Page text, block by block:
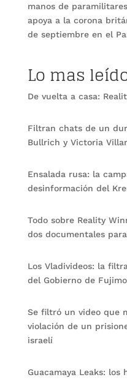
manos de
apoya a la corona
de septiembre en el
Lo mas
De vuelta a casa:
Filtran chats de un
Bullrich y Victoria
Ensalada rusa: la
desinformación del
Todo sobre Reality
dos documentales
Los Vladivideos: la
del Gobierno de
Se filtró un video que
violación de un
israelí
Guacamaya Leaks: los